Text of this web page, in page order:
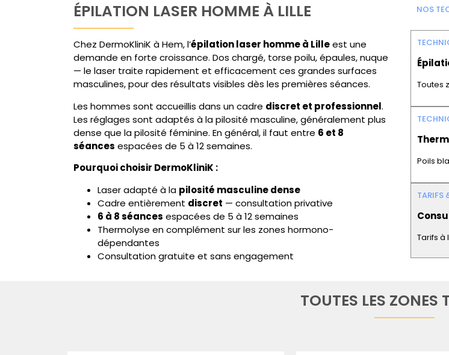
ÉPILATION LASER HOMME À LILLE
Chez DermoKliniK à Hem, l’épilation laser homme à Lilleest une
demande en forte croissance. Dos chargé, torse poilu, épaules, nuque
— le laser traite rapidement et efficacement ces grandes surfaces
masculines, pour des résultats visibles dès les premières séances.
Les hommes sont accueillis dans un cadre discret et professionnel.
Les réglages sont adaptés à la pilosité masculine, généralement plus
dense que la pilosité féminine. En général, il faut entre 6 et 8
séances espacées de 5 à 12 semaines.
Pourquoi choisir DermoKliniK :
Laseradapté à la pilosité masculine dense
Cadre entièrement discret — consultation privative
6 à 8 séances espacées de 5 à 12 semaines
Thermolyse en complément sur les zones hormono-
dépendantes
Consultation gratuite et sans engagement
NOS
Toutes
Poils
TARIFS
Tarifs à
TOUTES LES ZONES